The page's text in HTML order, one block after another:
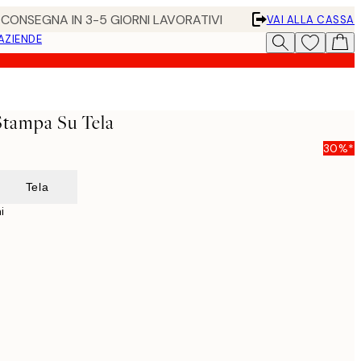
IN 3-5 GIORNI LAVORATIVI
VAI ALLA CASSA
Su Tela
30%*
Tela